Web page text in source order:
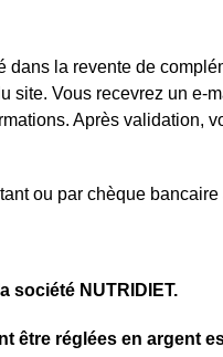
la revente de
Vous recevrez un e-
Après validation,
ou par chèque bancaire
société NUTRIDIET.
être réglées en argent